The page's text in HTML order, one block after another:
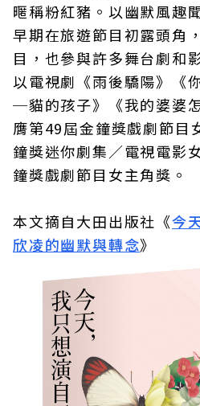
暱稱粉紅豬。以幽默風趣
早期在旅遊節目初露頭角
目，也參與許多舞台劇和
以電視劇《雨後驕陽》《
─貓的孩子》《我的婆婆
膺第49屆金鐘獎戲劇節目
鐘獎迷你劇集／電視電影
鐘獎戲劇節目女主角獎。
本文摘自大田出版社《今
欣凌的幽默與轉念》